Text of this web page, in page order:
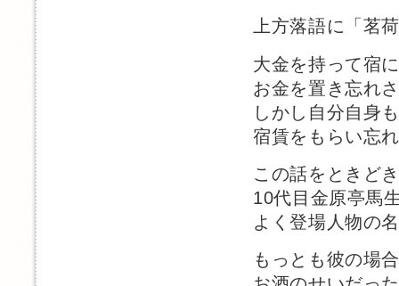
上方落語に「茗
大金を持って宿
お金を置き忘れ
しかし自分自身
宿賃をもらい忘
この話をときど
10代目金原亭馬
よく登場人物の
もっとも彼の場